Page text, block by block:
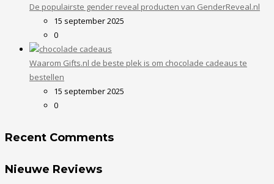
De populairste gender reveal producten van GenderReveal.nl
15 september 2025
0
Waarom Gifts.nl de beste plek is om chocolade cadeaus te
bestellen
15 september 2025
0
Recent Comments
Nieuwe Reviews